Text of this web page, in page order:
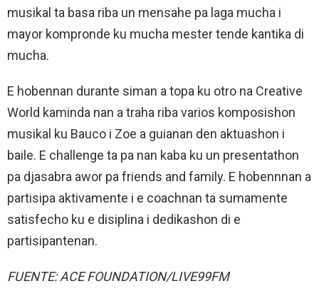
musikal ta basa riba un mensahe pa laga mucha i
mayor kompronde ku mucha mester tende kantika di
mucha.
E hobennan durante siman a topa ku otro na Creative
World kaminda nan a traha riba varios komposishon
musikal ku Bauco i Zoe a guianan den aktuashon i
baile. E challenge ta pa nan kaba ku un presentathon
pa djasabra awor pa friends and family. E hobennnan a
partisipa aktivamente i e coachnan ta sumamente
satisfecho ku e disiplina i dedikashon di e
partisipantenan.
FUENTE: ACE FOUNDATION/LIVE99FM